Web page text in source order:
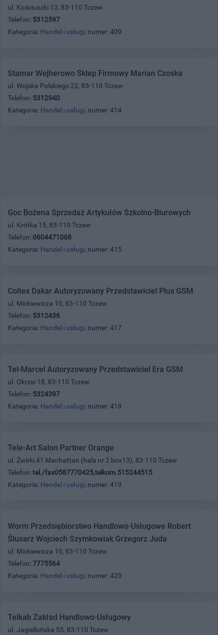
ul. Kościuszki 13, 83-110 Tczew
Telefon: 5312597
Kategoria: Handel i usługi, numer: 409
Stamar Wejherowo Sklep Firmowy Marian Czoska
ul. Wojska Polskiego 22, 83-110 Tczew
Telefon: 5312940
Kategoria: Handel i usługi, numer: 414
Goc Bożena Sprzedaż Artykułów Szkolno-Biurowych
ul. Krótka 15, 83-110 Tczew
Telefon: 0604471068
Kategoria: Handel i usługi, numer: 415
Coltex Dakar Autoryzowany Przedstawiciel Plus GSM
ul. Mickiewicza 10, 83-110 Tczew
Telefon: 5312436
Kategoria: Handel i usługi, numer: 417
Tel-Marcel Autoryzowany Przedstawiciel Era GSM
ul. Okrzei 18, 83-110 Tczew
Telefon: 5324397
Kategoria: Handel i usługi, numer: 418
Tele-Art Salon Partner Orange
ul. Żwirki 41 Manhattan (hala nr 2 box13), 83-110 Tczew
Telefon: tel./fax0587770425,telkom.515244515
Kategoria: Handel i usługi, numer: 419
Worm Przedsiębiorstwo Handlowo-Usługowe Robert
Ślusarz Wojciech Szymkowiak Grzegorz Juda
ul. Mickiewicza 10, 83-110 Tczew
Telefon: 7775564
Kategoria: Handel i usługi, numer: 420
Telkab Zakład Handlowo-Usługowy
ul. Jagiellońska 55, 83-110 Tczew